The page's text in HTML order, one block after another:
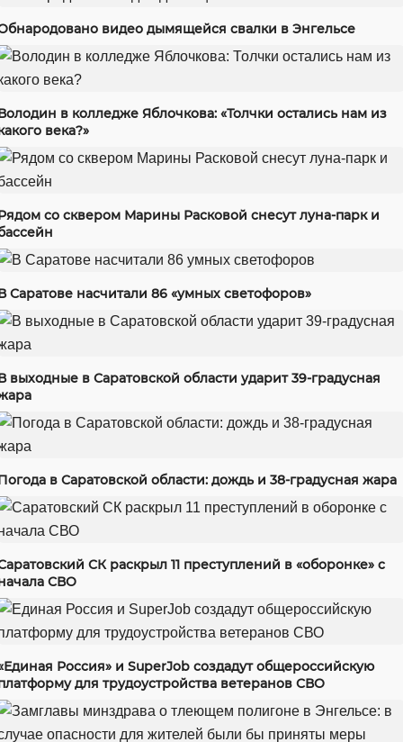
видео дымящейся свалки в Энгельсе
в колледже Яблочкова: «Толчки остались нам из
века?»
со сквером Марины Расковой снесут луна-парк и
Саратове насчитали 86 «умных светофоров»
выходные в Саратовской области ударит 39-градусная
в Саратовской области: дождь и 38-градусная жара
СК раскрыл 11 преступлений в «оборонке» с
СВО
Россия» и SuperJob создадут общероссийскую
для трудоустройства ветеранов СВО